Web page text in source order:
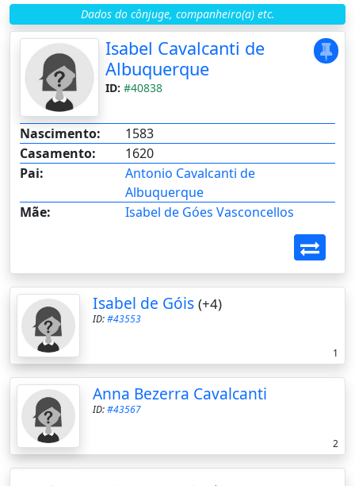
Dados do cônjuge, companheiro(a) etc.
Isabel Cavalcanti de
Albuquerque
ID: #40838
Nascimento:
1583
Casamento:
1620
Pai:
Antonio Cavalcanti de
Albuquerque
Mãe:
Isabel de Góes Vasconcellos
Isabel de Góis (+4)
ID:#43553
1
Anna Bezerra Cavalcanti
ID:#43567
2